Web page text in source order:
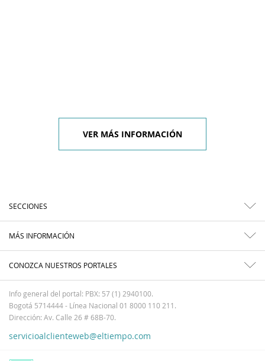
VER MÁS INFORMACIÓN
SECCIONES
MÁS INFORMACIÓN
CONOZCA NUESTROS PORTALES
Info general del portal: PBX: 57 (1) 2940100.
Bogotá 5714444 - Línea Nacional 01 8000 110 211.
Dirección: Av. Calle 26 # 68B-70.
servicioalclienteweb@eltiempo.com